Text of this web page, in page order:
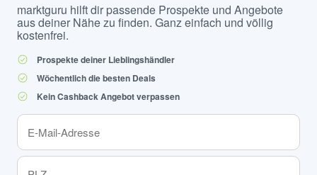
marktguru hilft dir passende Prospekte und Angebote
aus deiner Nähe zu finden. Ganz einfach und völlig
kostenfrei.
Prospekte deiner Lieblingshändler
Wöchentlich die besten Deals
Kein Cashback Angebot verpassen